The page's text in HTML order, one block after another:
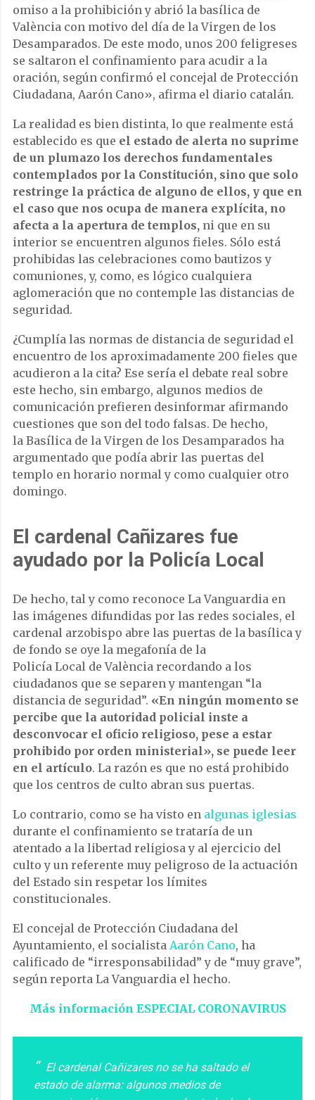
omiso a la prohibición y abrió la basílica de
València con motivo del día de la Virgen de los
Desamparados. De este modo, unos 200 feligreses
se saltaron el confinamiento para acudir a la
oración, según confirmó el concejal de Protección
Ciudadana, Aarón Cano», afirma el diario catalán.
La realidad es bien distinta, lo que realmente está
establecido es que el estado de alerta no suprime
de un plumazo los derechos fundamentales
contemplados por la Constitución, sino que solo
restringe la práctica de alguno de ellos, y que en
el caso que nos ocupa de manera explícita, no
afecta a la apertura de templos, ni que en su
interior se encuentren algunos fieles. Sólo está
prohibidas las celebraciones como bautizos y
comuniones, y, como, es lógico cualquiera
aglomeración que no contemple las distancias de
seguridad.
¿Cumplía las normas de distancia de seguridad el
encuentro de los aproximadamente 200 fieles que
acudieron a la cita? Ese sería el debate real sobre
este hecho, sin embargo, algunos medios de
comunicación prefieren desinformar afirmando
cuestiones que son del todo falsas. De hecho,
la Basílica de la Virgen de los Desamparados ha
argumentado que podía abrir las puertas del
templo en horario normal y como cualquier otro
domingo.
El cardenal Cañizares fue
ayudado por la Policía Local
De hecho, tal y como reconoce La Vanguardia en
las imágenes difundidas por las redes sociales, el
cardenal arzobispo abre las puertas de la basílica y
de fondo se oye la megafonía de la
Policía Local de València recordando a los
ciudadanos que se separen y mantengan “la
distancia de seguridad”. «En ningún momento se
percibe que la autoridad policial inste a
desconvocar el oficio religioso, pese a estar
prohibido por orden ministerial», se puede leer
en el artículo. La razón es que no está prohibido
que los centros de culto abran sus puertas.
Lo contrario, como se ha visto en algunas iglesias
durante el confinamiento se trataría de un
atentado a la libertad religiosa y al ejercicio del
culto y un referente muy peligroso de la actuación
del Estado sin respetar los límites
constitucionales.
El concejal de Protección Ciudadana del
Ayuntamiento, el socialista Aarón Cano, ha
calificado de “irresponsabilidad” y de “muy grave”,
según reporta La Vanguardia el hecho.
Más información ESPECIAL CORONAVIRUS
El cardenal Cañizares no se ha saltado el
estado de alarma: algunos medios de